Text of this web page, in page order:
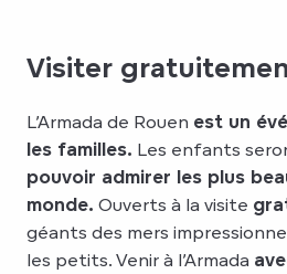
Visiter
L’Armada de Rouen est un
les familles. Les enfants
pouvoir admirer les plus
monde. Ouverts à la visite
géants des mers
les petits. Venir à l’Armada